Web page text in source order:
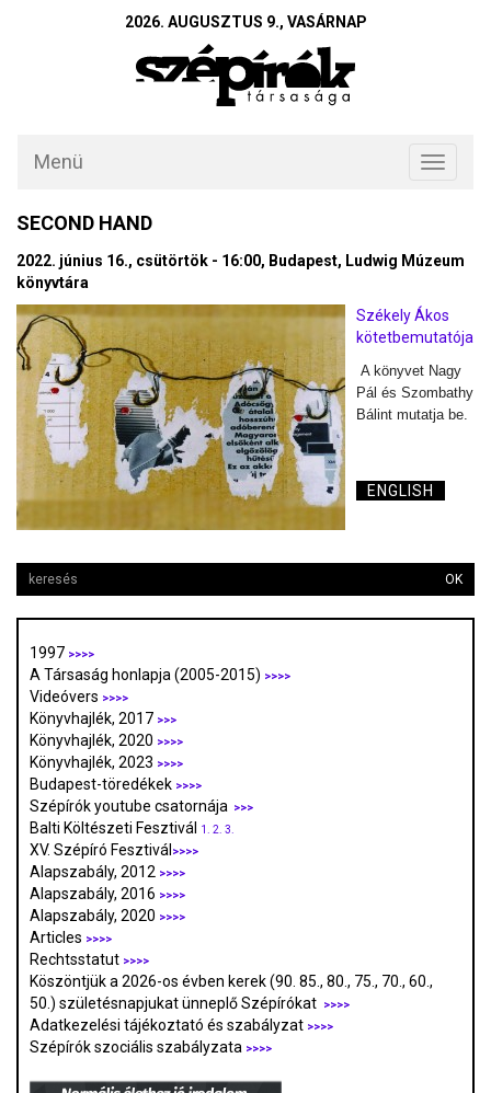
2026. AUGUSZTUS 9., VASÁRNAP
Toggle
Menü
SECOND HAND
2022. június 16., csütörtök - 16:00, Budapest, Ludwig Múzeum
könyvtára
Székely Ákos
kötetbemutatója
A könyvet Nagy
Pál és Szombathy
Bálint mutatja be.
ENGLISH
OK
1997 >>>>
A Társaság honlapja (2005-2015) >>>>
Videóvers >>>>
Könyvhajlék, 2017 >>>
Könyvhajlék, 2020 >>>>
Könyvhajlék, 2023 >>>>
Budapest-töredékek >>>>
Szépírók youtube csatornája >>>
Balti Költészeti Fesztivál 1. 2. 3.
XV. Szépíró Fesztivál >>>>
Alapszabály, 2012 >>>>
Alapszabály, 2016 >>>>
Alapszabály, 2020 >>>>
Articles >>>>
Rechtsstatut >>>>
Köszöntjük a 2026-os évben kerek (90. 85., 80., 75., 70., 60.,
50.) születésnapjukat ünneplő Szépírókat
>>>>
Adatkezelési tájékoztató és szabályzat >>>>
Szépírók szociális szabályzata >>>>